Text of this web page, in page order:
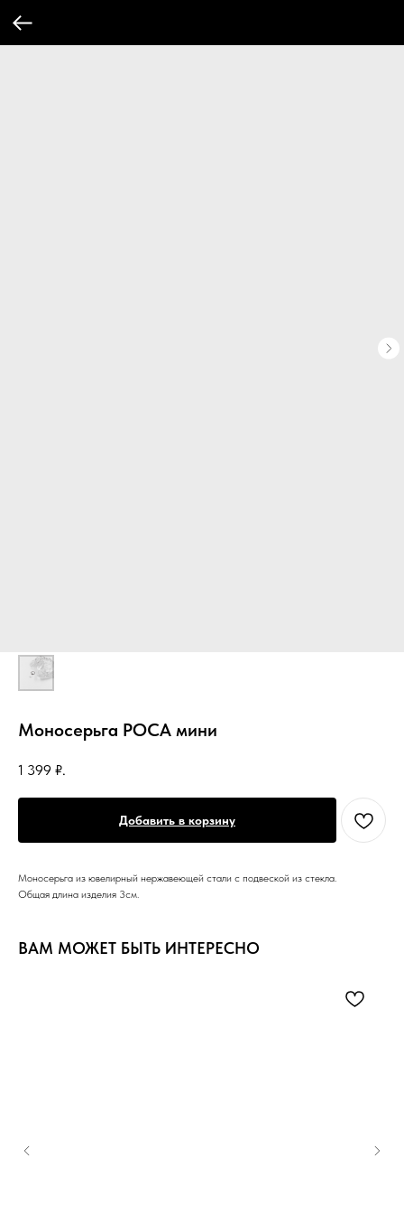
Моносерьга РОСА мини
1 399 ₽.
Добавить в корзину
Моносерьга из ювелирный нержавеющей стали с подвеской из стекла.
Общая длина изделия 3см.
ВАМ МОЖЕТ БЫТЬ ИНТЕРЕСНО